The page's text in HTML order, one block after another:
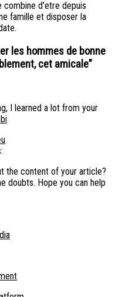
d’etre depuis
famille et disposer la
les hommes de bonne
cet amicale”
I learned a lot from your
the content of your article?
doubts. Hope you can help